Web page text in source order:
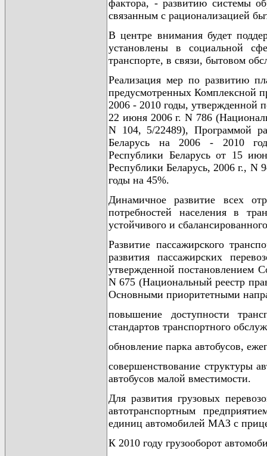
фактора, - развитию системы
связанным с рационализацией
В центре внимания будет
установлены в социальной
транспорте, в связи, бытовом
Реализация мер по развитию
предусмотренных Комплексной
2006 - 2010 годы, утвержденной
22 июня 2006 г. N 786
N 104, 5/22489), Программой
Беларусь на 2006 - 2010
Республики Беларусь от 15
Республики Беларусь, 2006 г., N
годы на 45%.
Динамичное развитие всех
потребностей населения в
устойчивого и
Развитие пассажирского
развития пассажирских
утвержденной постановлением
N 675 (Национальный реестр
Основными приоритетными
повышение доступности
стандартов транспортного
обновление парка автобусов,
совершенствование структуры
автобусов малой вместимости.
Для развития грузовых
автотранспортным
единиц автомобилей МАЗ с
К 2010 году грузооборот